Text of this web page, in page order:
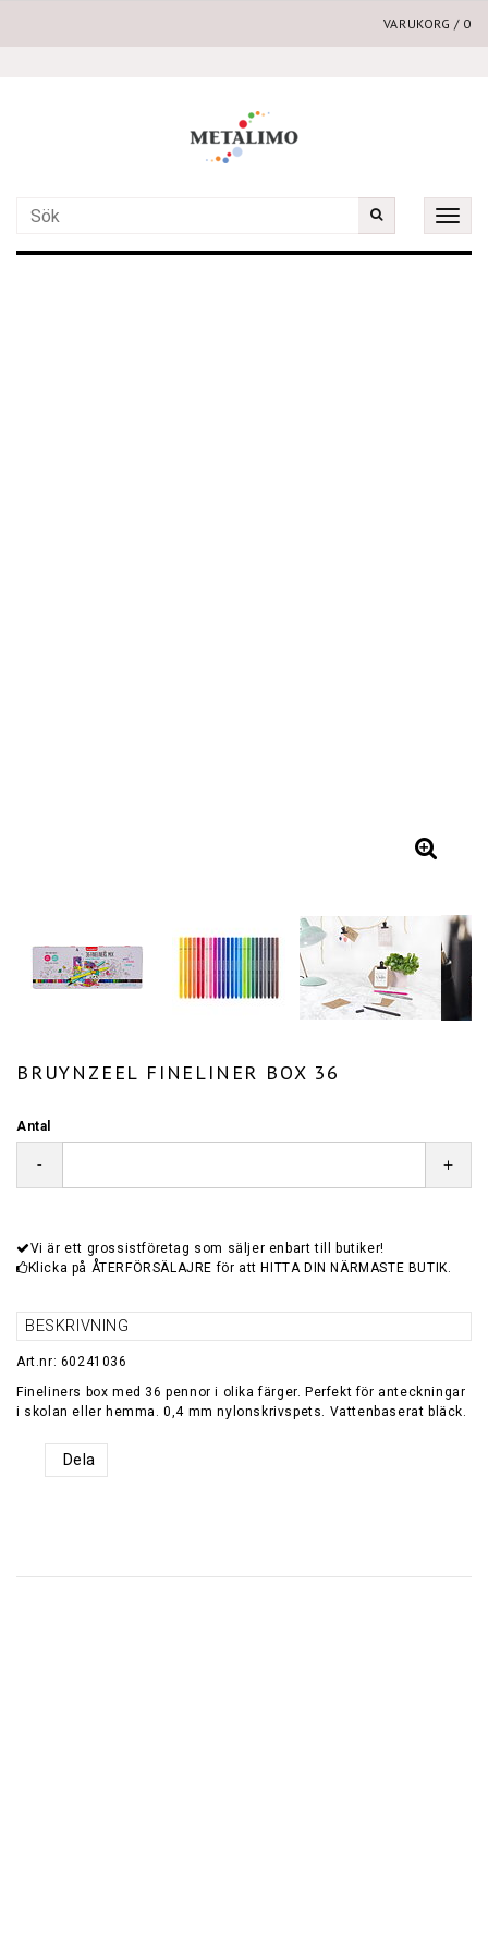
VARUKORG / 0
Toggle
BRUYNZEEL FINELINER BOX 36
Antal
- +
Vi är ett grossistföretag som säljer enbart till butiker!
Klicka på ÅTERFÖRSÄLAJRE för att HITTA DIN NÄRMASTE BUTIK.
BESKRIVNING
Art.nr: 60241036
Fineliners box med 36 pennor i olika färger. Perfekt för anteckningar
i skolan eller hemma. 0,4 mm nylonskrivspets. Vattenbaserat bläck.
Dela